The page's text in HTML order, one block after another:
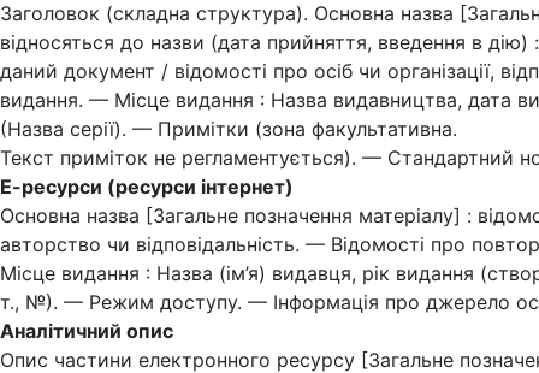
Заголовок (складна структура). Основна назва
відносяться до назви (дата прийняття, введення в
даний документ / відомості про осіб чи організації,
видання. — Місце видання : Назва видавництва, дата
(Назва серії). — Примітки (зона факультативна.
Текст приміток не регламентується). — Стандартний
Е-ресурси (ресурси інтернет)
Основна назва [Загальне позначення матеріалу] :
авторство чи відповідальність. — Відомості про
Місце видання : Назва (ім’я) видавця, рік видання
т., №). — Режим доступу. — Інформація про джерело
Аналітичний опис
Опис частини електронного ресурсу [Загальне